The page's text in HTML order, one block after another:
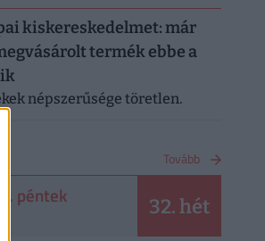
kiskereskedelmet: már
termék ebbe a
népszerűsége töretlen.
Tovább
péntek 32. hét